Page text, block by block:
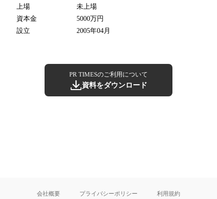
上場
未上場
資本金
5000万円
設立
2005年04月
PR TIMESのご利用について
資料をダウンロード
会社概要 プライバシーポリシー 利用規約